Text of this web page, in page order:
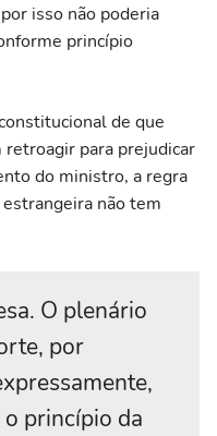
isso não poderia
princípio
de que
retroagir para prejudicar
do ministro, a regra
não tem
O plenário
por
princípio da